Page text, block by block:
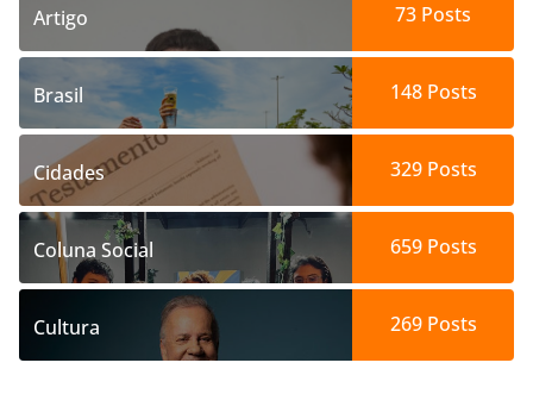
Artigo 73 Posts
Brasil 148Posts
Cidades 329Posts
Coluna Social 659Posts
Cultura 269Posts